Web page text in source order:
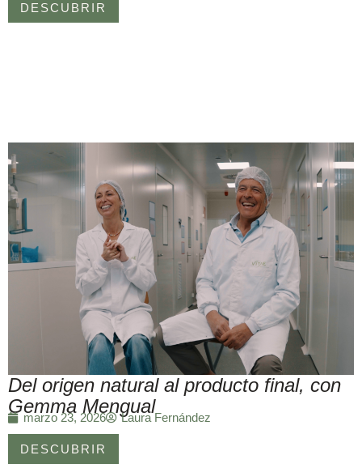
DESCUBRIR
Del origen natural al producto final, con
Gemma Mengual
marzo 23, 2026 Laura Fernández
DESCUBRIR